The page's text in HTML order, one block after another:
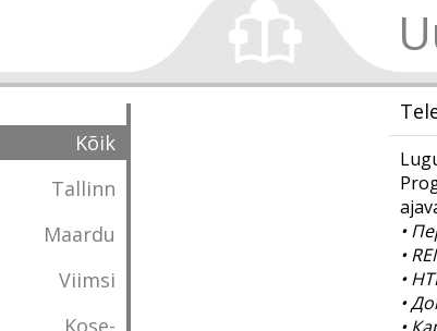
Kõik
Tallinn
Maardu
Viimsi
Kose-
•
•
•
•